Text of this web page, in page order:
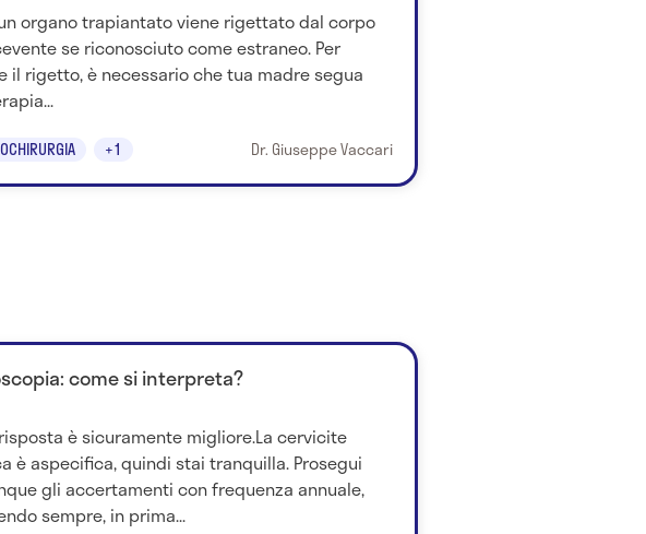
organo trapiantato viene rigettato dal corpo
se riconosciuto come estraneo. Per
il rigetto, è necessario che tua madre segua
+1 Dr. Giuseppe Vaccari
come si interpreta?
è sicuramente migliore.La cervicite
è aspecifica, quindi stai tranquilla. Prosegui
gli accertamenti con frequenza annuale,
sempre, in prima...